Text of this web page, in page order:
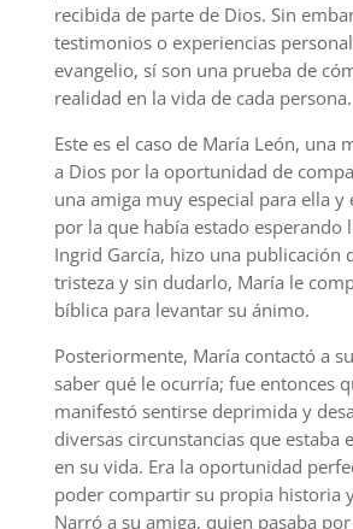
recibida de parte de Dios. Sin
testimonios o experiencias
evangelio, sí son una prueba de
realidad en la vida de cada persona.
Este es el caso de María León, una
a Dios por la oportunidad de
una amiga muy especial para ella
por la que había estado esperando
Ingrid García, hizo una publicación
tristeza y sin dudarlo, María le
bíblica para levantar su ánimo.
Posteriormente, María contactó a
saber qué le ocurría; fue entonces
manifestó sentirse deprimida y
diversas circunstancias que estaba
en su vida. Era la oportunidad
poder compartir su propia historia
Narró a su amiga, quien pasaba